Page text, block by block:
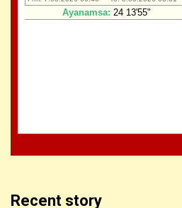
Recent story